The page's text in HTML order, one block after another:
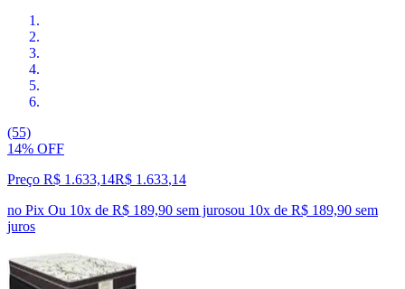
(55)
14% OFF
Preço R$ 1.633,14R$ 1.633,14
no Pix Ou 10x de R$ 189,90 sem jurosou 10x de R$ 189,90 sem
juros